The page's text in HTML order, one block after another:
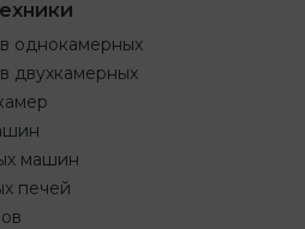
однокамерных
двухкамерных
машин
печей